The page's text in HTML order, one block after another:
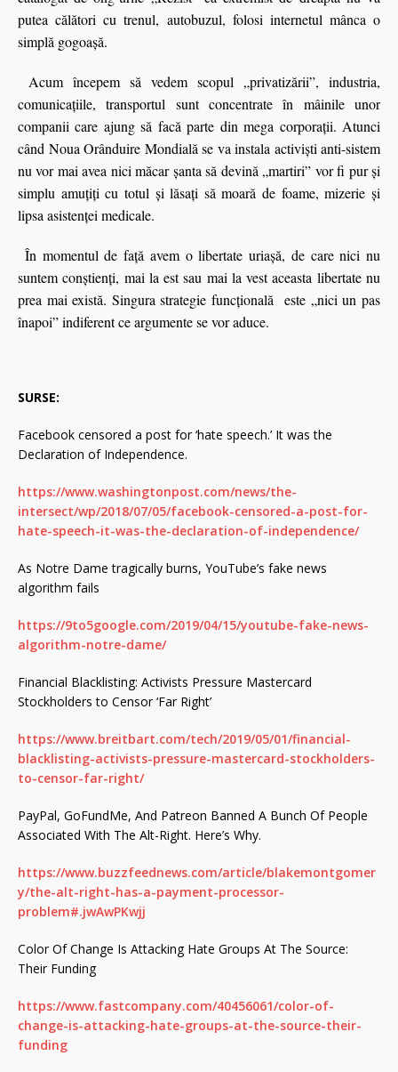
putea călători cu trenul, autobuzul, folosi internetul mânca o
simplă gogoaşă.
Acum începem să vedem scopul „privatizării”, industria,
comunicaţiile, transportul sunt concentrate în mâinile unor
companii care ajung să facă parte din mega corporaţii. Atunci
când Noua Orânduire Mondială se va instala activişti anti-sistem
nu vor mai avea nici măcar șanta să devină „martiri” vor fi pur şi
simplu amuţiţi cu totul şi lăsaţi să moară de foame, mizerie şi
lipsa asistenţei medicale.
În momentul de faţă avem o libertate uriaşă, de care nici nu
suntem conștienți, mai la est sau mai la vest aceasta libertate nu
prea mai există. Singura strategie funcţională este „nici un pas
înapoi” indiferent ce argumente se vor aduce.
SURSE:
Facebook censored a post for ‘hate speech.’ It was the
Declaration of Independence.
https://www.washingtonpost.com/news/the-
intersect/wp/2018/07/05/facebook-censored-a-post-for-
hate-speech-it-was-the-declaration-of-independence/
As Notre Dame tragically burns, YouTube’s fake news
algorithm fails
https://9to5google.com/2019/04/15/youtube-fake-news-
algorithm-notre-dame/
Financial Blacklisting: Activists Pressure Mastercard
Stockholders to Censor ‘Far Right’
https://www.breitbart.com/tech/2019/05/01/financial-
blacklisting-activists-pressure-mastercard-stockholders-
to-censor-far-right/
PayPal, GoFundMe, And Patreon Banned A Bunch Of People
Associated With The Alt-Right. Here’s Why.
https://www.buzzfeednews.com/article/blakemontgomer
y/the-alt-right-has-a-payment-processor-
problem#.jwAwPKwjj
Color Of Change Is Attacking Hate Groups At The Source:
Their Funding
https://www.fastcompany.com/40456061/color-of-
change-is-attacking-hate-groups-at-the-source-their-
funding